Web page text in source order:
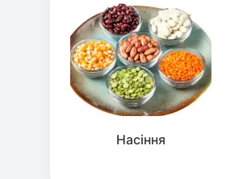
Насіння